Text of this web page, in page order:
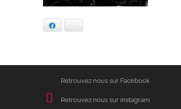
Retrouvez nous sur Facebook
Retrouvez nous sur instagram